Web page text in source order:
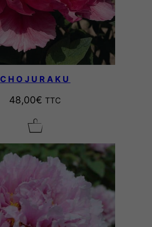
CHOJURAKU
48,00€ TTC